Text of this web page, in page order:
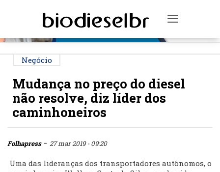
Toggle
Negócio
Mudança no preço do diesel
não resolve, diz líder dos
caminhoneiros
Folhapress- 27 mar 2019 - 09:20
Uma das lideranças dos transportadores autônomos, o